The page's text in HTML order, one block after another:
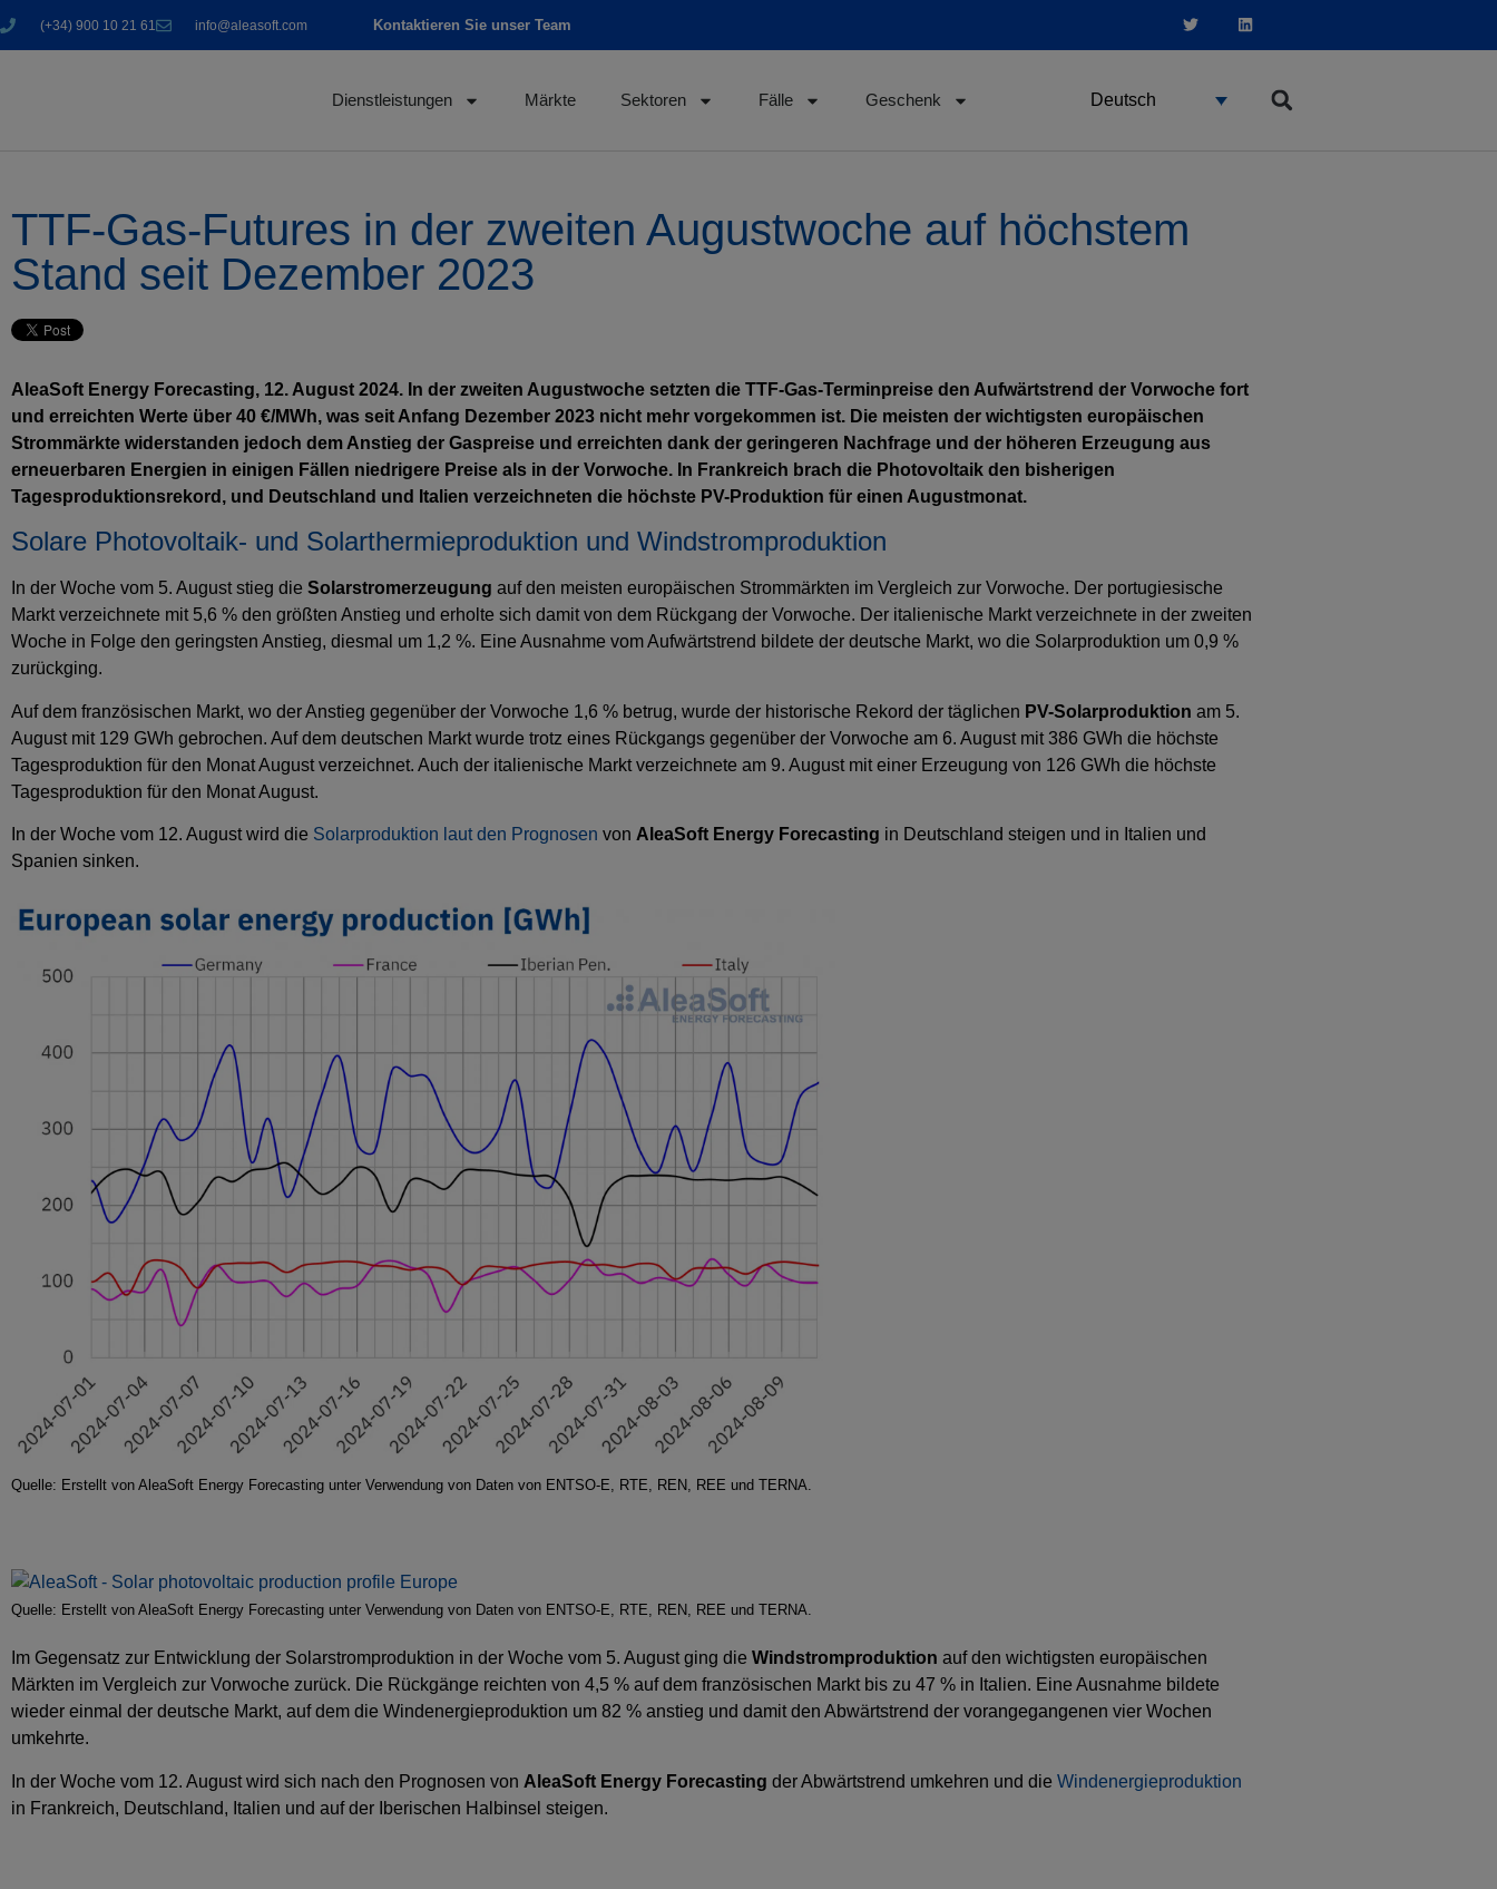
(+34) 900 10 21 61 info@aleasoft.com Kontaktieren Sie unser Team
Dienstleistungen Märkte Sektoren Fälle Geschenk Deutsch
TTF-Gas-Futures in der zweiten Augustwoche auf höchstem
Stand seit Dezember 2023
AleaSoft Energy Forecasting, 12. August 2024. In der zweiten Augustwoche setzten die TTF-Gas-Terminpreise den Aufwärtstrend der Vorwoche fort
und erreichten Werte über 40 €/MWh, was seit Anfang Dezember 2023 nicht mehr vorgekommen ist. Die meisten der wichtigsten europäischen
Strommärkte widerstanden jedoch dem Anstieg der Gaspreise und erreichten dank der geringeren Nachfrage und der höheren Erzeugung aus
erneuerbaren Energien in einigen Fällen niedrigere Preise als in der Vorwoche. In Frankreich brach die Photovoltaik den bisherigen
Tagesproduktionsrekord, und Deutschland und Italien verzeichneten die höchste PV-Produktion für einen Augustmonat.
Solare Photovoltaik- und Solarthermieproduktion und Windstromproduktion
In der Woche vom 5. August stieg die Solarstromerzeugung auf den meisten europäischen Strommärkten im Vergleich zur Vorwoche. Der portugiesische
Markt verzeichnete mit 5,6 % den größten Anstieg und erholte sich damit von dem Rückgang der Vorwoche. Der italienische Markt verzeichnete in der zweiten
Woche in Folge den geringsten Anstieg, diesmal um 1,2 %. Eine Ausnahme vom Aufwärtstrend bildete der deutsche Markt, wo die Solarproduktion um 0,9 %
zurückging.
Auf dem französischen Markt, wo der Anstieg gegenüber der Vorwoche 1,6 % betrug, wurde der historische Rekord der täglichen PV-Solarproduktion am 5.
August mit 129 GWh gebrochen. Auf dem deutschen Markt wurde trotz eines Rückgangs gegenüber der Vorwoche am 6. August mit 386 GWh die höchste
Tagesproduktion für den Monat August verzeichnet. Auch der italienische Markt verzeichnete am 9. August mit einer Erzeugung von 126 GWh die höchste
Tagesproduktion für den Monat August.
In der Woche vom 12. August wird die Solarproduktion laut den Prognosen von AleaSoft Energy Forecasting in Deutschland steigen und in Italien und
Spanien sinken.
Quelle: Erstellt von AleaSoft Energy Forecasting unter Verwendung von Daten von ENTSO-E, RTE, REN, REE und TERNA.
Quelle: Erstellt von AleaSoft Energy Forecasting unter Verwendung von Daten von ENTSO-E, RTE, REN, REE und TERNA.
Im Gegensatz zur Entwicklung der Solarstromproduktion in der Woche vom 5. August ging die Windstromproduktion auf den wichtigsten europäischen
Märkten im Vergleich zur Vorwoche zurück. Die Rückgänge reichten von 4,5 % auf dem französischen Markt bis zu 47 % in Italien. Eine Ausnahme bildete
wieder einmal der deutsche Markt, auf dem die Windenergieproduktion um 82 % anstieg und damit den Abwärtstrend der vorangegangenen vier Wochen
umkehrte.
In der Woche vom 12. August wird sich nach den Prognosen von AleaSoft Energy Forecasting der Abwärtstrend umkehren und die Windenergieproduktion
in Frankreich, Deutschland, Italien und auf der Iberischen Halbinsel steigen.